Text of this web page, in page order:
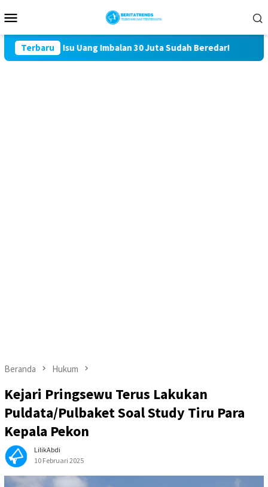
ke
Mobile
Terbaru
Isu Uang Imbalan 30 Juta Sudah Beredar! Kasus
Beranda Hukum
Kejari Pringsewu Terus Lakukan
Puldata/Pulbaket Soal Study Tiru Para
Kepala Pekon
LilikAbdi
10 Februari 2025